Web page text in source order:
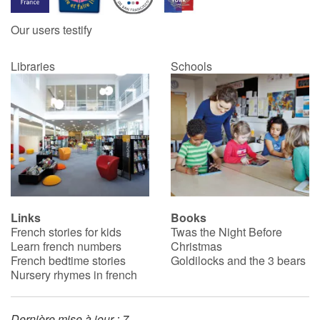
Catalogue anglais
Contraste +
Help
Home
Family
Schools
Libraries
Our users testify
Libraries Schools
Links
French stories for kids
Learn french numbers
French bedtime stories
Nursery rhymes in french
Books
Twas the Night Before
Christmas
Goldilocks and the 3 bears